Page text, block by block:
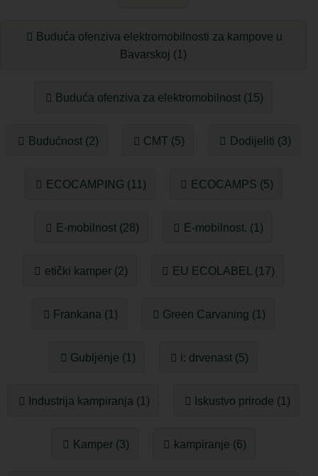
Buduća ofenziva elektromobilnosti za kampove u
Bavarskoj (1)
Buduća ofenziva za elektromobilnost (15)
Budućnost (2) CMT (5) Dodijeliti (3)
ECOCAMPING (11) ECOCAMPS (5)
E-mobilnost (28) E-mobilnost. (1)
etički kamper (2) EU ECOLABEL (17)
Frankana (1) Green Carvaning (1)
Gubljenje (1) i: drvenast (5)
Industrija kampiranja (1) Iskustvo prirode (1)
Kamper (3) kampiranje (6)